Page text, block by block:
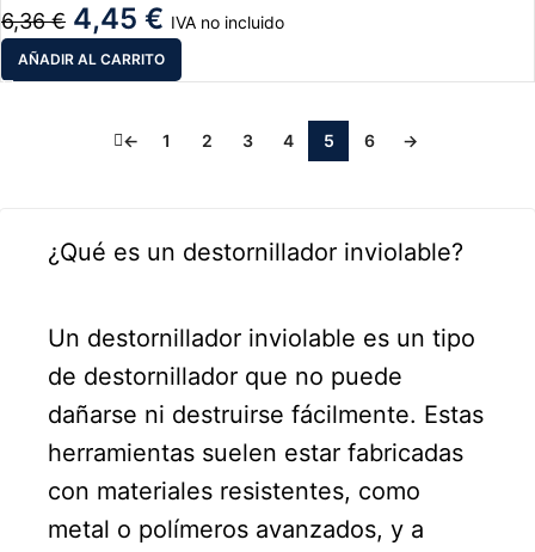
6,36€ 4,45 € IVA no incluido
AÑADIR AL CARRITO
← 1 2 3 4 5 6 →
¿Qué es un destornillador inviolable?
Un destornillador inviolable es un tipo
de destornillador que no puede
dañarse ni destruirse fácilmente. Estas
herramientas suelen estar fabricadas
con materiales resistentes, como
metal o polímeros avanzados, y a